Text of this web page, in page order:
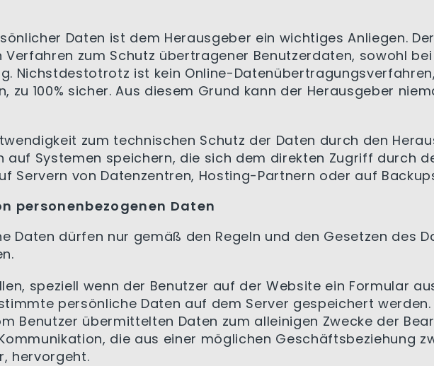
Daten ist dem Herausgeber ein wichtiges Anliegen.
zum Schutz übertragener Benutzerdaten, sowohl
Nichstdestotrotz ist kein Online-
zu 100% sicher. Aus diesem Grund kann der Herausgeber
zum technischen Schutz der Daten durch den
auf Systemen speichern, die sich dem direkten Zugriff durch
Servern von Datenzentren, Hosting-Partnern oder auf
personenbezogenen Daten
Daten dürfen nur gemäß den Regeln und den Gesetzen des
speziell wenn der Benutzer auf der Website ein Formular
persönliche Daten auf dem Server gespeichert werden.
Benutzer übermittelten Daten zum alleinigen Zwecke der
die aus einer möglichen Geschäftsbeziehung
hervorgeht.